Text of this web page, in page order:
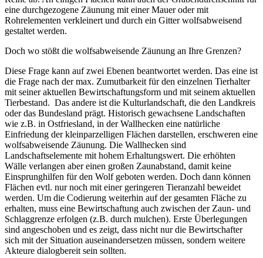
eine durchgezogene Zäunung mit einer Mauer oder mit
Rohrelementen verkleinert und durch ein Gitter wolfsabweisend
gestaltet werden.
Doch wo stößt die wolfsabweisende Zäunung an Ihre Grenzen?
Diese Frage kann auf zwei Ebenen beantwortet werden. Das eine ist
die Frage nach der max. Zumutbarkeit für den einzelnen Tierhalter
mit seiner aktuellen Bewirtschaftungsform und mit seinem aktuellen
Tierbestand. Das andere ist die Kulturlandschaft, die den Landkreis
oder das Bundesland prägt. Historisch gewachsene Landschaften
wie z.B. in Ostfriesland, in der Wallhecken eine natürliche
Einfriedung der kleinparzelligen Flächen darstellen, erschweren eine
wolfsabweisende Zäunung. Die Wallhecken sind
Landschaftselemente mit hohem Erhaltungswert. Die erhöhten
Wälle verlangen aber einen großen Zaunabstand, damit keine
Einsprunghilfen für den Wolf geboten werden. Doch dann können
Flächen evtl. nur noch mit einer geringeren Tieranzahl beweidet
werden. Um die Codierung weiterhin auf der gesamten Fläche zu
erhalten, muss eine Bewirtschaftung auch zwischen der Zaun- und
Schlaggrenze erfolgen (z.B. durch mulchen). Erste Überlegungen
sind angeschoben und es zeigt, dass nicht nur die Bewirtschafter
sich mit der Situation auseinandersetzen müssen, sondern weitere
Akteure dialogbereit sein sollten.